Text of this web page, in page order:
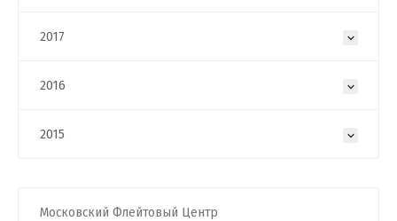
2017
2016
2015
Московский Флейтовый Центр